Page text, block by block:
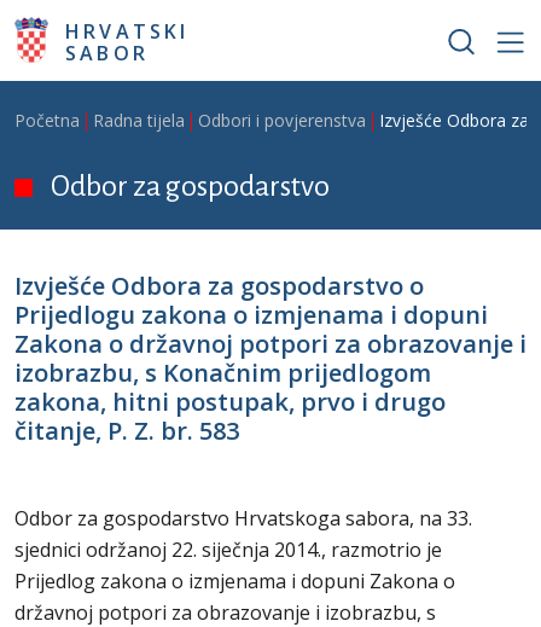
Skoči na glavni sadržaj
HRVATSKI
SABOR
Breadcrumb
Početna Radna tijela Odbori i povjerenstva Izvješće Odbora za
Odbor za gospodarstvo
Izvješće Odbora za gospodarstvo o
Prijedlogu zakona o izmjenama i dopuni
Zakona o državnoj potpori za obrazovanje i
izobrazbu, s Konačnim prijedlogom
zakona, hitni postupak, prvo i drugo
čitanje, P. Z. br. 583
Odbor za gospodarstvo Hrvatskoga sabora, na 33.
sjednici održanoj 22. siječnja 2014., razmotrio je
Prijedlog zakona o izmjenama i dopuni Zakona o
državnoj potpori za obrazovanje i izobrazbu, s